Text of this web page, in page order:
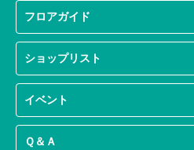
フロアガイド
ショップリスト
イベント
Ｑ＆Ａ